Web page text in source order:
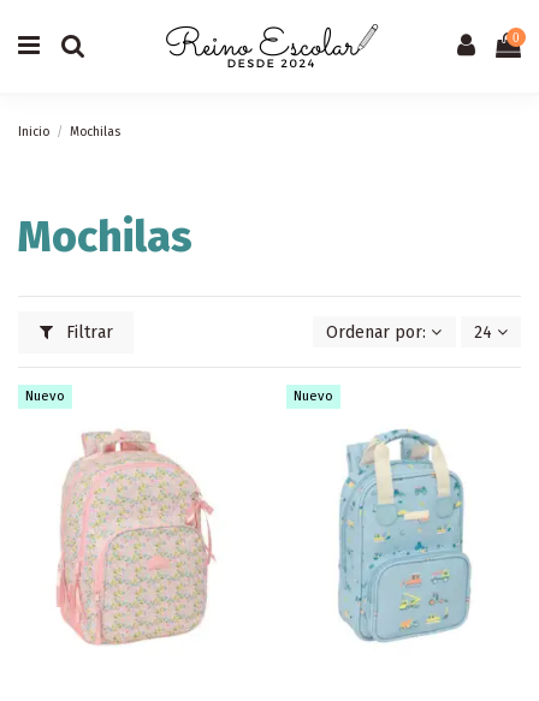
0
Inicio Mochilas
Mochilas
Filtrar Ordenar por: 24
Nuevo Nuevo